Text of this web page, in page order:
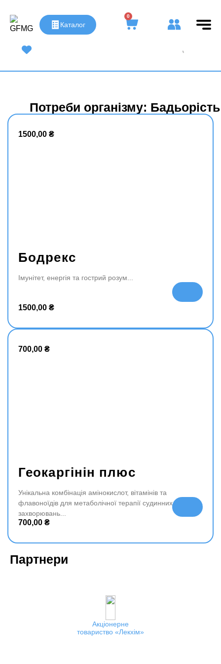
UA | RU
Каталог
0
Потреби організму: Бадьорість
1500,00 ₴
Бодрекс
Імунітет, енергія та гострий розум
1500,00 ₴
да
ко
700,00 ₴
Геокаргінін плюс
Унікальна комбінація амінокислот, вітамінів та
флавоноїдів для метаболічної терапії судинних
захворювань
700,00 ₴
да
Партнери
Акціонерне
товариство
Лекхім